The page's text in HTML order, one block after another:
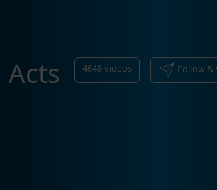
Acts 4648videos Follow &